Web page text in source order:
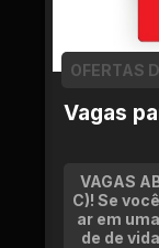
Vagas
OFERTAS
VAGAS
C)! Se
ar em
de de